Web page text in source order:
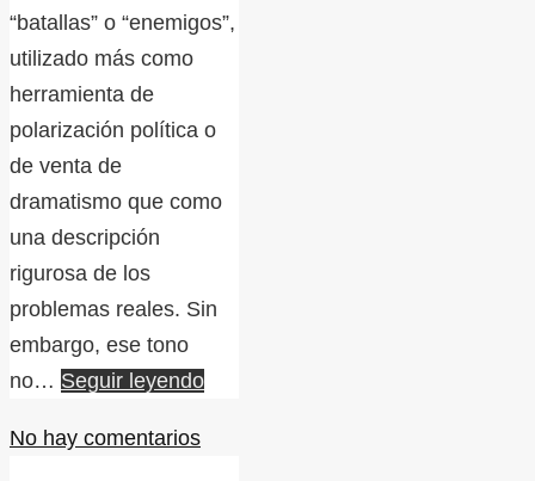
“batallas” o “enemigos”,
utilizado más como
herramienta de
polarización política o
de venta de
dramatismo que como
una descripción
rigurosa de los
problemas reales. Sin
embargo, ese tono
no… Seguir leyendo
No hay comentarios